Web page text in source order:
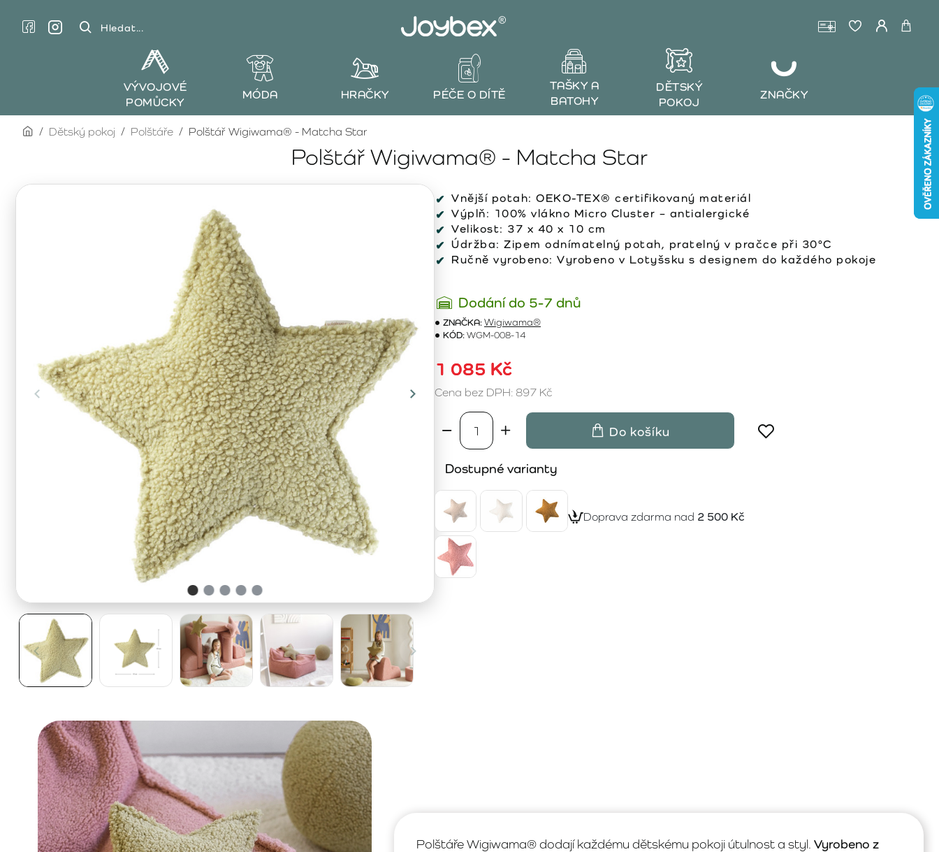
Hledat...
VÝVOJOVÉ
POMŮCKY
MÓDA HRAČKY PÉČE O DÍTĚ
TAŠKY A
BATOHY
DĚTSKÝ
POKOJ
ZNAČKY
Polštář Wigiwama® - Matcha Star
homeDětský pokoj Polštáře Polštář Wigiwama® - Matcha Star
Vnější potah: OEKO-TEX® certifikovaný materiál
Výplň: 100% vlákno Micro Cluster – antialergické
Velikost: 37 x 40 x 10 cm
Údržba: Zipem odnímatelný potah, pratelný v pračce při 30°C
Ručně vyrobeno: Vyrobeno v Lotyšsku s designem do každého pokoje
Dodání do 5-7 dnů
ZNAČKA:Wigiwama®
KÓD:WGM-008-14
1 085 Kč
Cena bez DPH: 897 Kč
Do košíku
Dostupné varianty
Doprava zdarma nad 2 500 Kč
Polštáře Wigiwama® dodají každému dětskému pokoji útulnost a styl. Vyrobeno z